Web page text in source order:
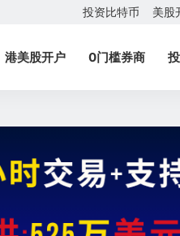
投资比特币 美股
港美股开户 0门槛券商